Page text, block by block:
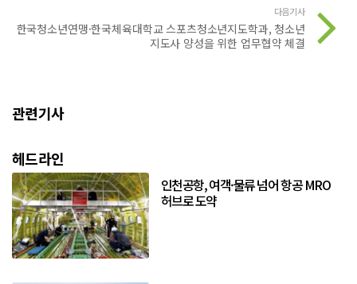
다음기사
한국청소년연맹·한국체육대학교 스포츠청소년지도학과, 청소년
지도사 양성을 위한 업무협약 체결
관련기사
헤드라인
인천공항, 여객·물류 넘어 항공 MRO
허브로 도약